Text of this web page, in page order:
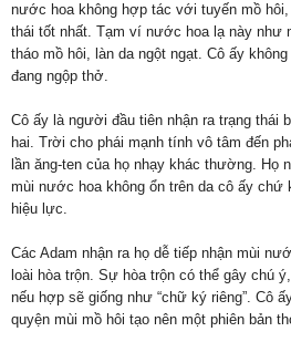
nước hoa không hợp tác với tuyến mồ
thái tốt nhất. Tạm ví nước hoa lạ này như
tháo mồ hôi, làn da ngột ngạt. Cô ấy
đang ngộp thở.
Cô ấy là người đầu tiên nhận ra trạng thái
hai. Trời cho phái mạnh tính vô tâm đến
lần ăng-ten của họ nhạy khác thường. Họ
mùi nước hoa không ổn trên da cô ấy chứ
hiệu lực.
Các Adam nhận ra họ dễ tiếp nhận mùi
loài hòa trộn. Sự hòa trộn có thể gây chú
nếu hợp sẽ giống như “chữ ký riêng”. Cô
quyện mùi mồ hôi tạo nên một phiên bản